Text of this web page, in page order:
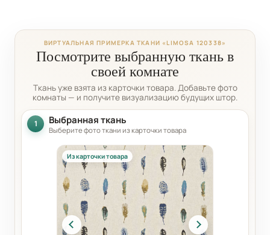
ВИРТУАЛЬНАЯ ПРИМЕРКА ТКАНИ «LIMOSA 120338»
Посмотрите выбранную ткань в
своей комнате
Ткань уже взята из карточки товара. Добавьте фото
комнаты — и получите визуализацию будущих штор.
1 Выбранная ткань
Выберите фото ткани из карточки товара
Из карточки товара